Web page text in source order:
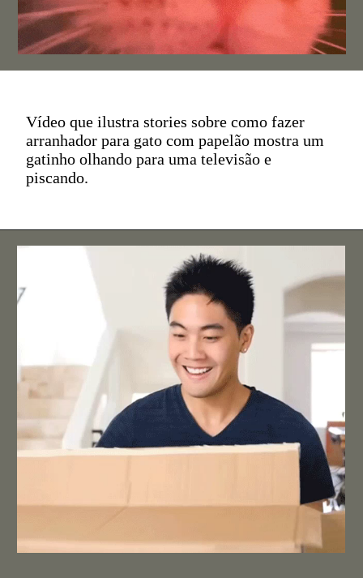
Vídeo que ilustra stories sobre como fazer
arranhador para gato com papelão mostra um
gatinho olhando para uma televisão e
piscando.